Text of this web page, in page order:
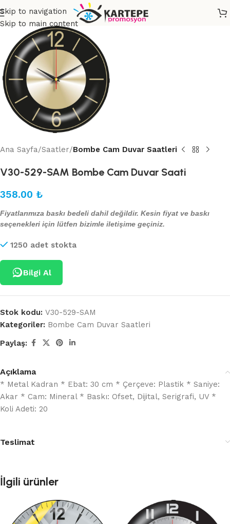
Skip to navigation
Skip to main content
Ana Sayfa Saatler Bombe Cam Duvar Saatleri
V30-529-SAM Bombe Cam Duvar Saati
358.00 ₺
Fiyatlarımıza baskı bedeli dahil değildir. Kesin fiyat ve baskı
seçenekleri için lütfen bizimle iletişime geçiniz.
1250 adet stokta
Bilgi Al
Stok kodu: V30-529-SAM
Kategoriler: Bombe Cam Duvar Saatleri
Paylaş:
Açıklama
* Metal Kadran * Ebat: 30 cm * Çerçeve: Plastik * Saniye:
Akar * Cam: Mineral * Baskı: Ofset, Dijital, Serigrafi, UV *
Koli Adeti: 20
Teslimat
İlgili ürünler